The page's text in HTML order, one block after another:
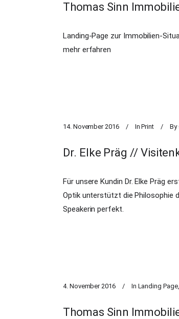
Thomas Sinn
Landing-Page zur Immobilien-
mehr erfahren
14. November 2016 In Print By
Dr. Elke Präg //
Für unsere Kundin Dr. Elke Präg
Optik unterstützt die Philosophie
Speakerin perfekt.
4. November 2016 In Landing Page,
Thomas Sinn